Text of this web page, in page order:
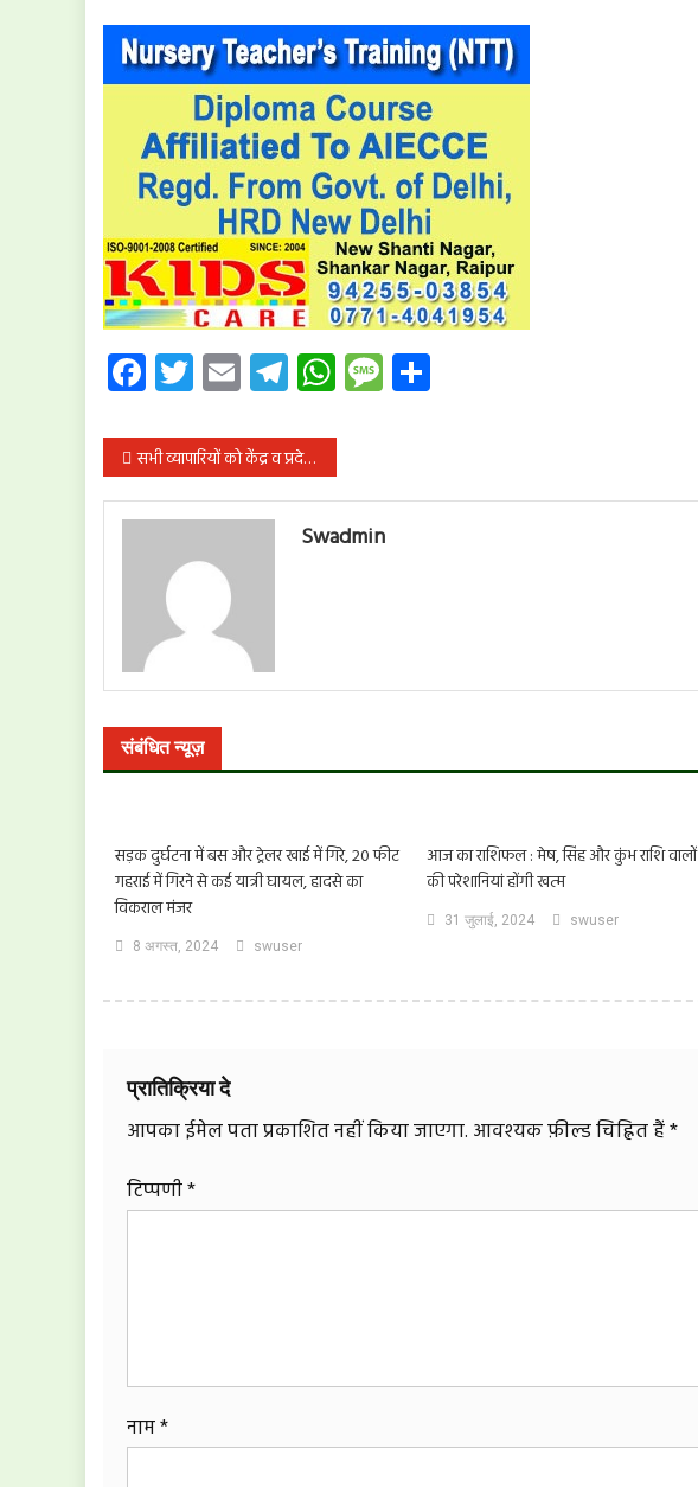
Facebook
Twitter
EmailTelegram
WhatsApp
Message
पोस्ट
नेविगेशन
सभी व्यापारियों को केंद्र व प्रदेश सरकार के सभी दिशा-निर्देशों का पूरी तरह पालन करना चाहिए- बाबूलाल अग्रवाल
Swadmin
संबंधित न्यूज़
सड़क दुर्घटना में बस और ट्रेलर खाई में गिरे, 20 फीट
गहराई में गिरने से कई यात्री घायल, हादसे का
विकराल मंजर
8 अगस्त, 2024 swuser
आज का राशिफल : मेष, सिंह और कुंभ राशि वालों
की परेशानियां होंगी खत्म
31 जुलाई, 2024 swuser
प्रातिक्रिया दे
आपका ईमेल पता प्रकाशित नहीं किया जाएगा. आवश्यक फ़ील्ड चिह्नित हैं*
टिप्पणी*
नाम*